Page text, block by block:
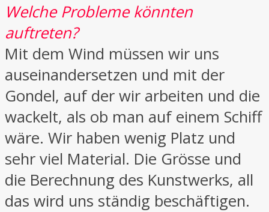
Welche Probleme könnten
auftreten?
Mit dem Wind müssen wir uns
auseinandersetzen und mit der
Gondel, auf der wir arbeiten und die
wackelt, als ob man auf einem Schiff
wäre. Wir haben wenig Platz und
sehr viel Material. Die Grösse und
die Berechnung des Kunstwerks, all
das wird uns ständig beschäftigen.